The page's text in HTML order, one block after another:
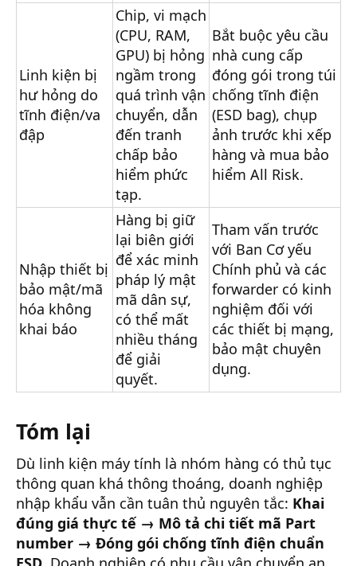
Linh kiện bị
hư hỏng do
tĩnh điện/va
đập
Chip, vi mạch
(CPU, RAM,
GPU) bị hỏng
ngầm trong
quá trình vận
chuyển, dẫn
đến tranh
chấp bảo
hiểm phức
tạp.
Bắt buộc yêu cầu
nhà cung cấp
đóng gói trong túi
chống tĩnh điện
(ESD bag), chụp
ảnh trước khi xếp
hàng và mua bảo
hiểm All Risk.
Nhập thiết bị
bảo mật/mã
hóa không
khai báo
Hàng bị giữ
lại biên giới
để xác minh
pháp lý mật
mã dân sự,
có thể mất
nhiều tháng
để giải
quyết.
Tham vấn trước
với Ban Cơ yếu
Chính phủ và các
forwarder có kinh
nghiệm đối với
các thiết bị mạng,
bảo mật chuyên
dụng.
Tóm lại
Dù linh kiện máy tính là nhóm hàng có thủ tục
thông quan khá thông thoáng, doanh nghiệp
nhập khẩu vẫn cần tuân thủ nguyên tắc: Khai
đúng giá thực tế → Mô tả chi tiết mã Part
number → Đóng gói chống tĩnh điện chuẩn